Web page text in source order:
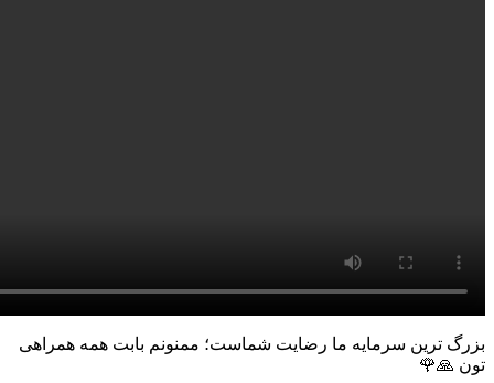
بزرگ ترین سرمایه ما رضایت شماست؛ ممنونم بابت همه همراهی
تون 🙏🌹